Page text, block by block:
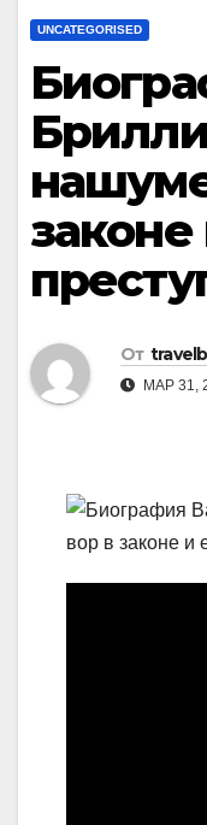
UNCATEGORISED
законе
От
МАР 31,